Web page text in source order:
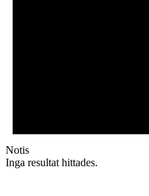
Notis
Inga resultat hittades.